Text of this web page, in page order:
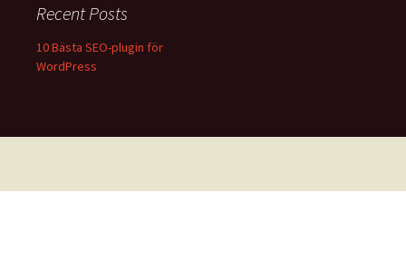
Recent Posts
10 Bästa SEO-plugin för
WordPress